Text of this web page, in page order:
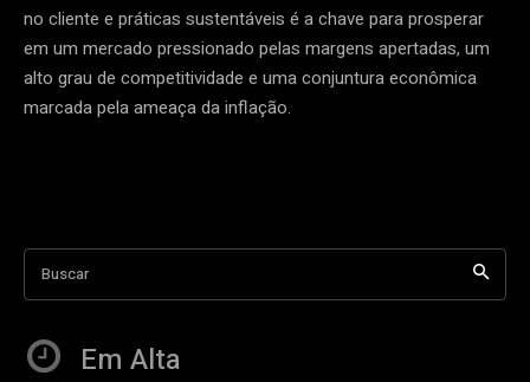
no cliente e práticas sustentáveis é a chave para prosperar
em um mercado pressionado pelas margens apertadas, um
alto grau de competitividade e uma conjuntura econômica
marcada pela ameaça da inflação.
Buscar
Em Alta